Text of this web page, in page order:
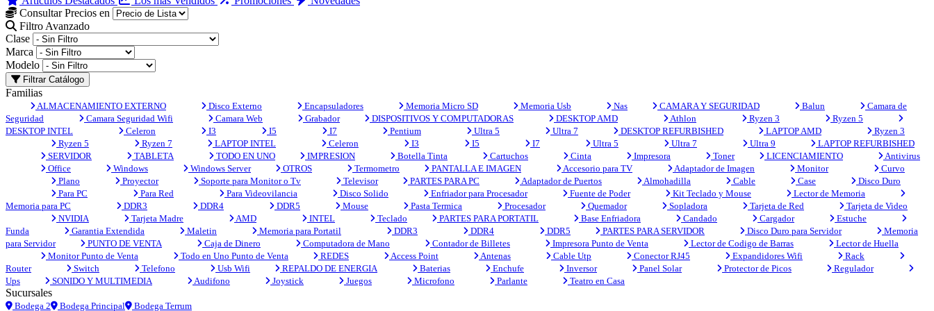
Consultar Precios en
Filtro Avanzado
Clase
Marca
Modelo
Filtrar Catálogo
Familias
ALMACENAMIENTO EXTERNO Disco Externo Encapsuladores Memoria Micro SD Memoria Usb Nas CAMARA Y SEGURIDAD Balun
Camara de
Seguridad
Camara Seguridad Wifi Camara Web Grabador DISPOSITIVOS Y COMPUTADORAS DESKTOP AMD Athlon Ryzen 3
Ryzen 5
DESKTOP INTEL
Celeron I3 I5 I7 Pentium Ultra 5 Ultra 7 DESKTOP REFURBISHED LAPTOP AMD
Ryzen 3
Ryzen 5
Ryzen 7 LAPTOP INTEL Celeron I3 I5 I7 Ultra 5 Ultra 7 Ultra 9
LAPTOP REFURBISHED
SERVIDOR
TABLETA TODO EN UNO IMPRESION Botella Tinta Cartuchos Cinta Impresora Toner LICENCIAMIENTO
Antivirus
Office
Windows Windows Server OTROS Termometro PANTALLA E IMAGEN Accesorio para TV Adaptador de Imagen Monitor
Curvo
Plano
Proyector Soporte para Monitor o Tv Televisor PARTES PARA PC Adaptador de Puertos Almohadilla Cable Case
Disco Duro
Para PC
Para Red Para Videovilancia Disco Solido Enfriador para Procesador Fuente de Poder Kit Teclado y Mouse
Lector de Memoria
Memoria para PC
DDR3 DDR4 DDR5 Mouse Pasta Termica Procesador Quemador Sopladora Tarjeta de Red
Tarjeta de Video
NVIDIA
Tarjeta Madre AMD INTEL Teclado PARTES PARA PORTATIL Base Enfriadora Candado Cargador
Estuche
Funda
Garantia Extendida Maletin Memoria para Portatil DDR3 DDR4 DDR5 PARTES PARA SERVIDOR Disco Duro para Servidor
Memoria
para Servidor
PUNTO DE VENTA Caja de Dinero Computadora de Mano Contador de Billetes Impresora Punto de Venta Lector de Codigo de Barras
Lector de Huella
Monitor Punto de Venta
Todo en Uno Punto de Venta REDES Access Point Antenas Cable Utp Conector RJ45 Expandidores Wifi
Rack
Router
Switch Telefono Usb Wifi REPALDO DE ENERGIA Baterias Enchufe Inversor Panel Solar Protector de Picos
Regulador
Ups
SONIDO Y MULTIMEDIA Audifono Joystick Juegos Microfono Parlante Teatro en Casa
Sucursales
Bodega 2 Bodega Principal Bodega Terrum